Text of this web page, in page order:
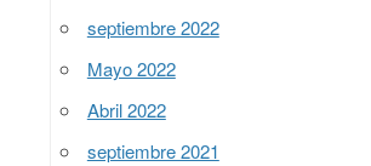
septiembre 2022
Mayo 2022
Abril 2022
septiembre 2021